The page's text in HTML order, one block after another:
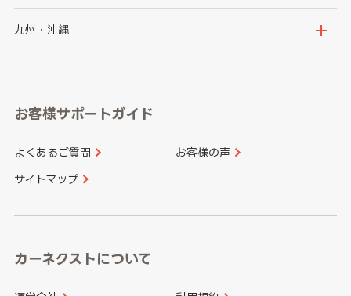
神奈川県
山梨県
愛知県
京都府
和歌山県
鳥取県
山口県
香川県 愛媛県
九州・沖縄
長崎県
大分県 宮崎県
お客様サポートガイド
よくあるご質問 お客様の声
サイトマップ
カーネクストについて